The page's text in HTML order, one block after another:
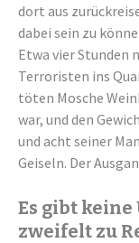
dort aus
dabei sein zu
Etwa vier Stunden
Terroristen ins
töten Mosche
war, und den
und acht seiner
Geiseln. Der
Es gibt
zweifelt zu